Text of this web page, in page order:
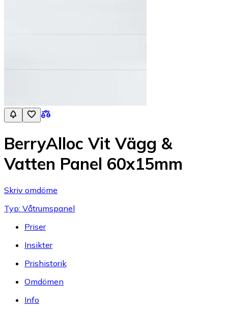
BerryAlloc Vit Vägg &
Vatten Panel 60x15mm
Skriv omdöme
Typ: Våtrumspanel
Priser
Insikter
Prishistorik
Omdömen
Info